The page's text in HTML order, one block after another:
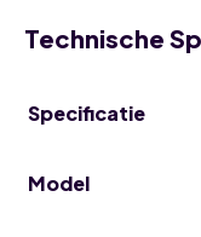
Technische
Specificatie
Model